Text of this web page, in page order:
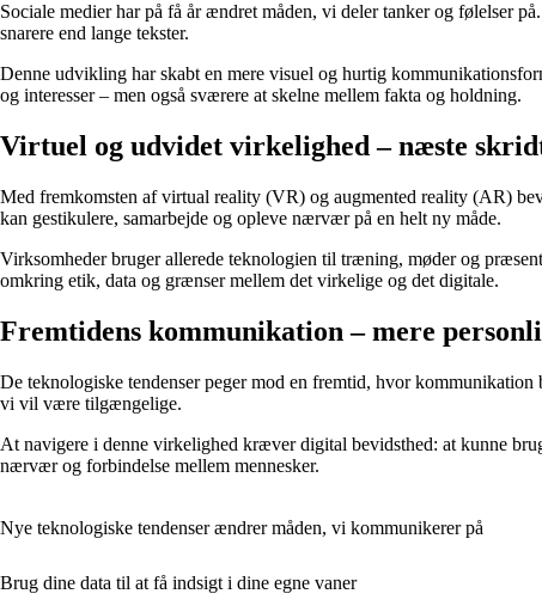
Sociale medier har på få år ændret måden, vi deler tanker og følelser
snarere end lange tekster.
Denne udvikling har skabt en mere visuel og hurtig
og interesser – men også sværere at skelne mellem fakta og holdning.
Virtuel og udvidet virkelighed – næste
Med fremkomsten af virtual reality (VR) og augmented reality (AR)
kan gestikulere, samarbejde og opleve nærvær på en helt ny måde.
Virksomheder bruger allerede teknologien til træning, møder og
omkring etik, data og grænser mellem det virkelige og det digitale.
Fremtidens kommunikation – mere
De teknologiske tendenser peger mod en fremtid, hvor
vi vil være tilgængelige.
At navigere i denne virkelighed kræver digital bevidsthed: at kunne
nærvær og forbindelse mellem mennesker.
Nye teknologiske tendenser ændrer måden, vi kommunikerer på
Brug dine data til at få indsigt i dine egne vaner